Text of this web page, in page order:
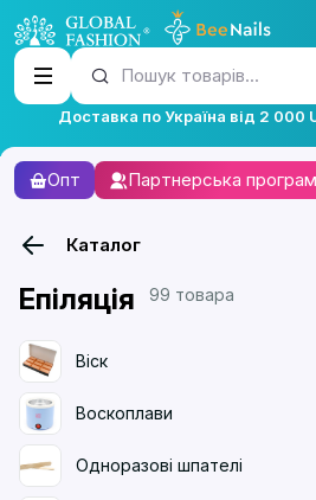
Пошук товарів...
Доставка по Україна від 2
Опт Партнерська
Каталог
Епіляція 99 товара
Віск
Воскоплави
Одноразові шпателі